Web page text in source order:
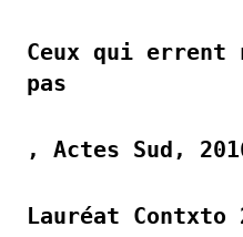
Ceux qui errent
pas
, Actes Sud,
Lauréat Contxto